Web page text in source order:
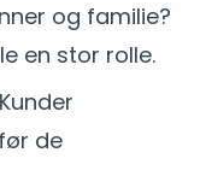
og familie?
en stor rolle.
de